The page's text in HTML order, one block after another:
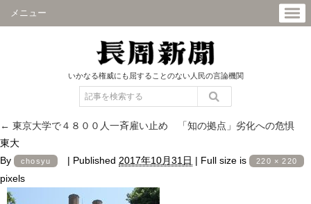
メニュー
いかなる権威にも屈することのない人民の言論機関
← 東京大学で４８００人一斉雇い止め 「知の拠点」劣化への危惧
東大
By
chosyu | Published 2017年10月31日 | Full size is 220 × 220
pixels